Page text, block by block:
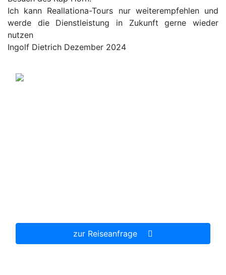
Ich kann Reallationa-Tours nur weiterempfehlen und
werde die Dienstleistung in Zukunft gerne wieder
nutzen
Ingolf Dietrich Dezember 2024
zur Reiseanfrage